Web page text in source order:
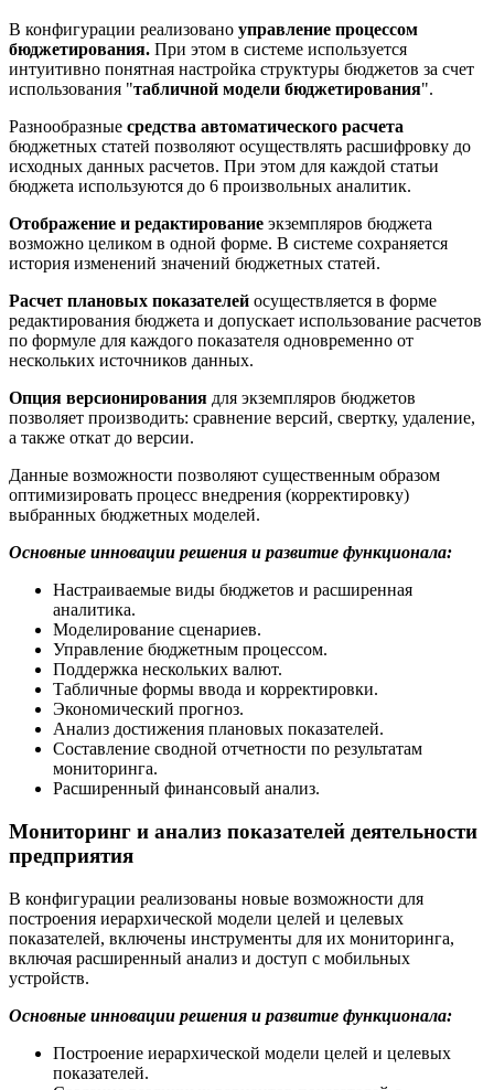
В конфигурации реализовано управление процессом
бюджетирования. При этом в системе используется
интуитивно понятная настройка структуры бюджетов за счет
использования "табличной модели бюджетирования".
Разнообразные средства автоматического расчета
бюджетных статей позволяют осуществлять расшифровку до
исходных данных расчетов. При этом для каждой статьи
бюджета используются до 6 произвольных аналитик.
Отображение и редактирование экземпляров бюджета
возможно целиком в одной форме. В системе сохраняется
история изменений значений бюджетных статей.
Расчет плановых показателей осуществляется в форме
редактирования бюджета и допускает использование расчетов
по формуле для каждого показателя одновременно от
нескольких источников данных.
Опция версионирования для экземпляров бюджетов
позволяет производить: сравнение версий, свертку, удаление,
а также откат до версии.
Данные возможности позволяют существенным образом
оптимизировать процесс внедрения (корректировку)
выбранных бюджетных моделей.
Основные инновации решения и развитие функционала:
Настраиваемые виды бюджетов и расширенная
аналитика.
Моделирование сценариев.
Управление бюджетным процессом.
Поддержка нескольких валют.
Табличные формы ввода и корректировки.
Экономический прогноз.
Анализ достижения плановых показателей.
Составление сводной отчетности по результатам
мониторинга.
Расширенный финансовый анализ.
Мониторинг и анализ показателей деятельности
предприятия
В конфигурации реализованы новые возможности для
построения иерархической модели целей и целевых
показателей, включены инструменты для их мониторинга,
включая расширенный анализ и доступ с мобильных
устройств.
Основные инновации решения и развитие функционала:
Построение иерархической модели целей и целевых
показателей.